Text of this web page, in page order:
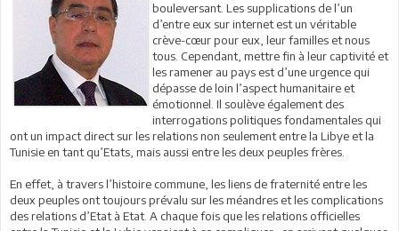
bouleversant. Les supplications de l’un
d’entre eux sur internet est un véritable
crève-cœur pour eux, leur familles et nous
tous. Cependant, mettre fin à leur captivité et
les ramener au pays est d’une urgence qui
dépasse de loin l’aspect humanitaire et
émotionnel. Il soulève également des
interrogations politiques fondamentales qui
ont un impact direct sur les relations non seulement entre la Libye et la
Tunisie en tant qu’Etats, mais aussi entre les deux peuples frères.
En effet, à travers l’histoire commune, les liens de fraternité entre les
deux peuples ont toujours prévalu sur les méandres et les complications
des relations d’Etat à Etat. A chaque fois que les relations officielles